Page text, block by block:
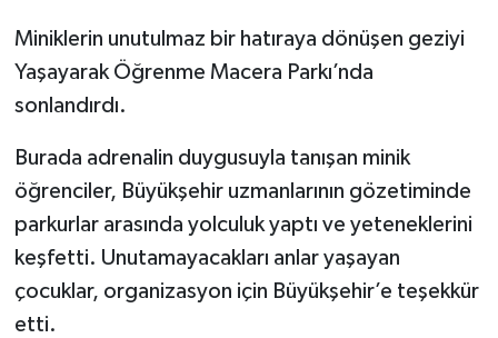
Miniklerin unutulmaz bir hatıraya dönüşen geziyi
Yaşayarak Öğrenme Macera Parkı’nda
sonlandırdı.
Burada adrenalin duygusuyla tanışan minik
öğrenciler, Büyükşehir uzmanlarının gözetiminde
parkurlar arasında yolculuk yaptı ve yeteneklerini
keşfetti. Unutamayacakları anlar yaşayan
çocuklar, organizasyon için Büyükşehir’e teşekkür
etti.